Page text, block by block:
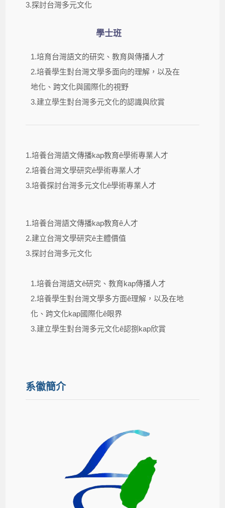
3.探討台灣多元文化
學士班
1.培育台灣語文的研究、教育與傳播人才
2.培養學生對台灣文學多面向的理解，以及在
地化、跨文化與國際化的視野
3.建立學生對台灣多元文化的認識與欣賞
1.培養台灣語文傳播kap教育ê學術專業人才
2.培養台灣文學研究ê學術專業人才
3.培養探討台灣多元文化ê學術專業人才
1.培養台灣語文傳播kap教育ê人才
2.建立台灣文學研究ê主體價值
3.探討台灣多元文化
1.培養台灣語文ê研究、教育kap傳播人才
2.培養學生對台灣文學多方面ê理解，以及在地
化、跨文化kap國際化ê眼界
3.建立學生對台灣多元文化ê認捌kap欣賞
系徽簡介